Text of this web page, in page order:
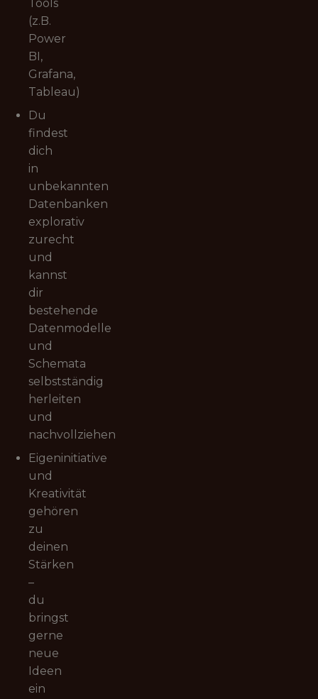
Tools
(z.B.
Power
BI,
Grafana,
Tableau)
Du
findest
dich
in
unbekannten
Datenbanken
explorativ
zurecht
und
kannst
dir
bestehende
Datenmodelle
und
Schemata
selbstständig
herleiten
und
nachvollziehen
Eigeninitiative
und
Kreativität
gehören
zu
deinen
Stärken
–
du
bringst
gerne
neue
Ideen
ein